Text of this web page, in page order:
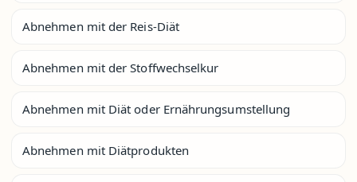
Abnehmen mit der Reis-Diät
Abnehmen mit der Stoffwechselkur
Abnehmen mit Diät oder Ernährungsumstellung
Abnehmen mit Diätprodukten